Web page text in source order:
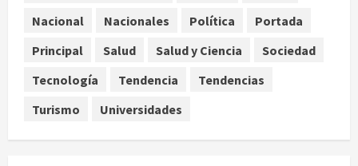
Toluca golea a Seattle Sounders en
agosto 6, 2026
Nacional
Nacionales Política
Portada
Principal
Salud Salud y Ciencia
Sociedad
Tecnología
Tendencia
Tendencias
Turismo
Universidades